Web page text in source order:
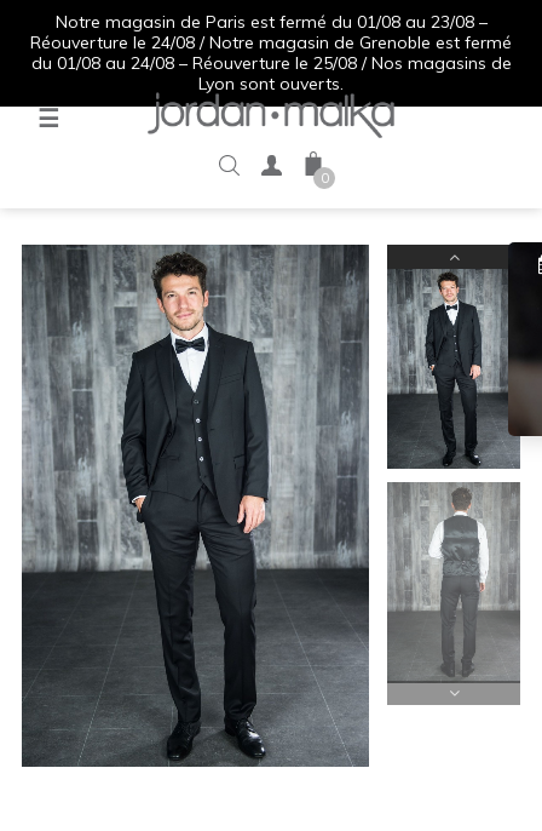
Notre magasin de Paris est fermé du 01/08 au 23/08 –
Réouverture le 24/08 / Notre magasin de Grenoble est fermé
du 01/08 au 24/08 – Réouverture le 25/08 / Nos magasins de
Lyon sont ouverts.
Basculer
☰
0